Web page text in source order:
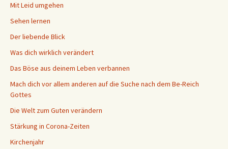
Mit Leid umgehen
Sehen lernen
Der liebende Blick
Was dich wirklich verändert
Das Böse aus deinem Leben verbannen
Mach dich vor allem anderen auf die Suche nach dem Be-Reich
Gottes
Die Welt zum Guten verändern
Stärkung in Corona-Zeiten
Kirchenjahr